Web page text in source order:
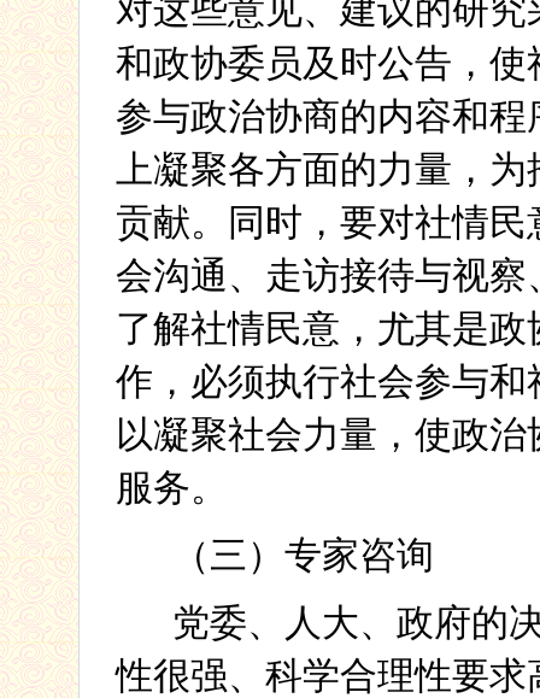
对这些意见、建议的研
和政协委员及时公告，
参与政治协商的内容和
上凝聚各方面的力量，
贡献。同时，要对社情
会沟通、走访接待与视
了解社情民意，尤其是
作，必须执行社会参与
以凝聚社会力量，使政
服务。
（三）专家咨询
党委、人大、政府的
性很强、科学合理性要